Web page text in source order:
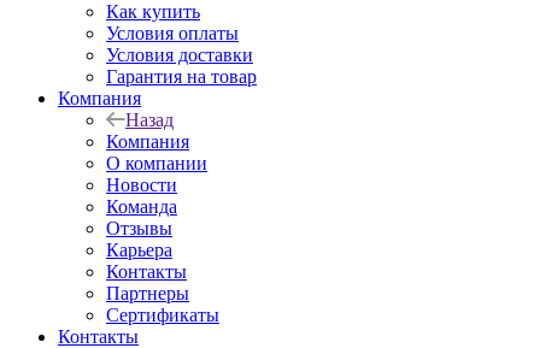
Как купить
Условия оплаты
Условия доставки
Гарантия на товар
Компания
Назад
Компания
О компании
Новости
Команда
Отзывы
Карьера
Контакты
Партнеры
Сертификаты
Контакты